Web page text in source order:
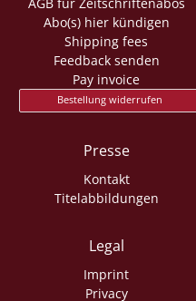
Abo(s) hier kündigen
Shipping fees
Feedback senden
Pay invoice
Bestellung widerrufen
Presse
Kontakt
Titelabbildungen
Legal
Imprint
Privacy